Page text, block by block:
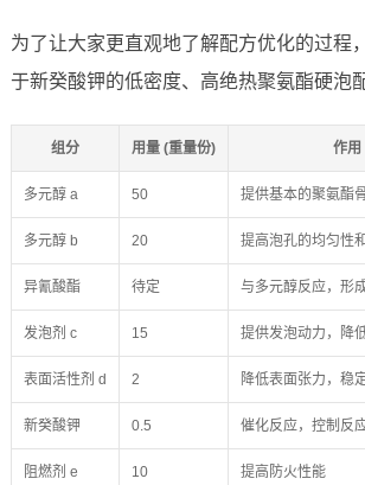
为了让大家更直观地了解配方优化的过程
于新癸酸钾的低密度、高绝热聚氨酯硬泡
组分 用量 (重量份) 作用
多元醇 a 50 提供基本的聚氨酯
多元醇 b 20 提高泡孔的均匀性
异氰酸酯 待定 与多元醇反应，形
发泡剂 c 15 提供发泡动力，降
表面活性剂 d 2 降低表面张力，稳
新癸酸钾 0.5 催化反应，控制反
阻燃剂 e 10 提高防火性能